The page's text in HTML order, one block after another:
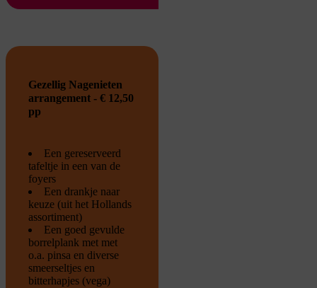
Gezellig Nagenieten
arrangement - € 12,50
pp
Een gereserveerd
tafeltje in een van de
foyers
Een drankje naar
keuze (uit het Hollands
assortiment)
Een goed gevulde
borrelplank met met
o.a. pinsa en diverse
smeerseltjes en
bitterhapjes (vega)